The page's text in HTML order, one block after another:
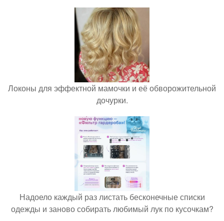
Локоны для эффектной мамочки и её обворожительной
дочурки.
Надоело каждый раз листать бесконечные списки
одежды и заново собирать любимый лук по кусочкам?